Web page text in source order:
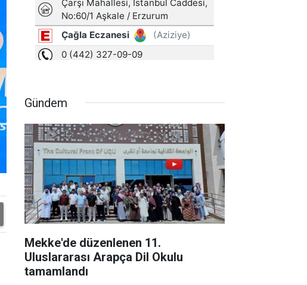
Gündem
Mekke'de düzenlenen 11.
Uluslararası Arapça Dil Okulu
tamamlandı